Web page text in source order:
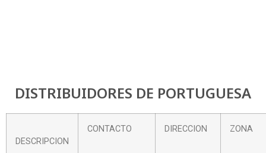
forma a tu proyecto ahora
DISTRIBUIDORES DE PORTUGUESA
DESCRIPCION
CONTACTO DIRECCION ZONA